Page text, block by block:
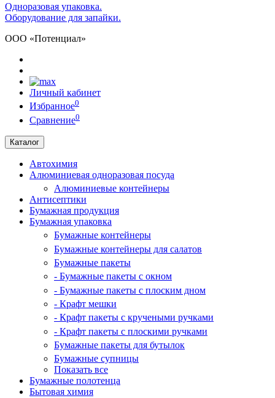
Одноразовая упаковка.
Оборудование для запайки.
ООО «Потенциал»
Личный кабинет
Избранное0
Сравнение0
Каталог
Автохимия
Алюминиевая одноразовая посуда
Алюминиевые контейнеры
Антисептики
Бумажная продукция
Бумажная упаковка
Бумажные контейнеры
Бумажные контейнеры для салатов
Бумажные пакеты
- Бумажные пакеты с окном
- Бумажные пакеты с плоским дном
- Крафт мешки
- Крафт пакеты с кручеными ручками
- Крафт пакеты с плоскими ручками
Бумажные пакеты для бутылок
Бумажные супницы
Показать все
Бумажные полотенца
Бытовая химия